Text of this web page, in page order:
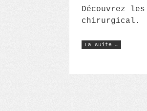
Découvrez
chirurgical.
La suite …
«
Butt